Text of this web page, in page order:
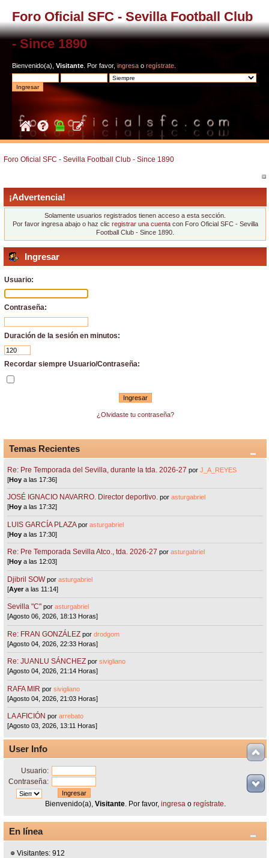
Foro Oficial SFC - Sevilla Football Club
- Since 1890
Bienvenido(a), Visitante . Por favor, ingresa o regístrate
Foro Oficial SFC - Sevilla Football Club - Since 1890
¡Advertencia!
Solamente usuarios registrados tienen acceso a esta sección.
Por favor ingresa abajo o haz clic registrar una cuentacon Foro Oficial SFC - Sevilla
Football Club - Since 1890.
Ingresar
Usuario:
Contraseña:
Duración de la sesión en minutos:
Recordar siempre Usuario/Contraseña:
¿Olvidaste tu contraseña?
Temas Recientes
Re: Pre Temporada del Sevilla, durante la tda. 2026-27 porJ_A_REYES
[Hoy a las 17:36]
JOSÉ IGNACIO NAVARRO. Director deportivo. porasturgabriel
[Hoy a las 17:32]
LUIS GARCÍA PLAZA porasturgabriel
[Hoy a las 17:30]
Re: Pre Temporada Sevilla Atco., tda. 2026-27 porasturgabriel
[Hoy a las 12:03]
Djibril SOW porasturgabriel
[Ayera las 11:14]
Sevilla "C"porasturgabriel
[Agosto 06, 2026, 18:13 Horas]
Re: FRAN GONZÁLEZ pordrodgom
[Agosto 04, 2026, 22:33 Horas]
Re: JUANLU SÁNCHEZ porsivigliano
[Agosto 04, 2026, 21:14 Horas]
RAFA MIR porsivigliano
[Agosto 04, 2026, 21:03 Horas]
LA AFICIÓN porarrebato
[Agosto 03, 2026, 13:11 Horas]
User Info
Usuario:
Contraseña:
Bienvenido(a), Visitante. Por favor, ingresao regístrate.
En línea
Visitantes: 912